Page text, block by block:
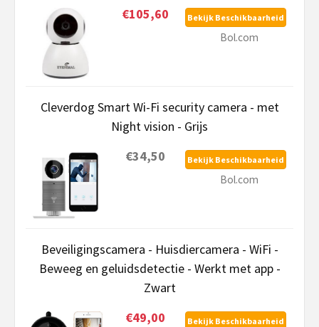
€105,60
Bekijk Beschikbaarheid
Bol.com
Cleverdog Smart Wi-Fi security camera - met
Night vision - Grijs
€34,50
Bekijk Beschikbaarheid
Bol.com
Beveiligingscamera - Huisdiercamera - WiFi -
Beweeg en geluidsdetectie - Werkt met app -
Zwart
€49,00
Bekijk Beschikbaarheid